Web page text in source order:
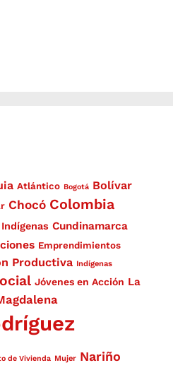
Atlántico Bogotá Bolívar
Chocó Colombia
Cundinamarca
Emprendimientos
Productiva Indígenas
Jóvenes en Acción La
de Vivienda Mujer Nariño